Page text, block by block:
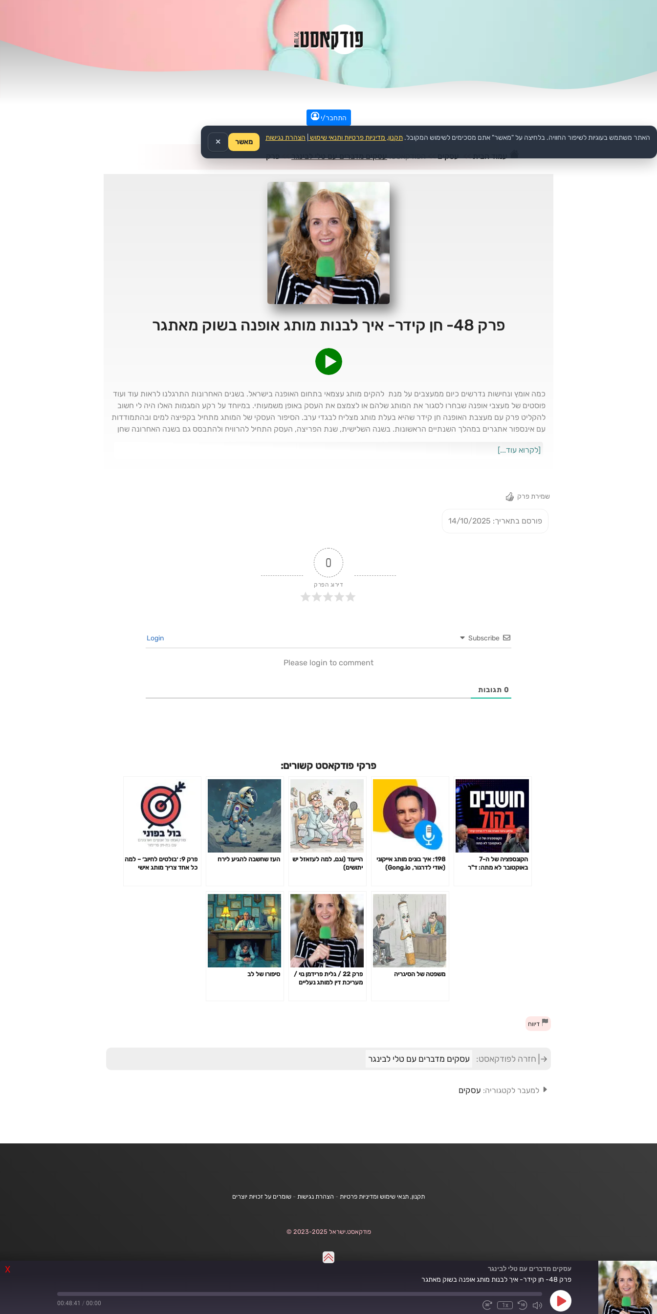
התחבר/י
עמוד הבית >> עסקים >>הפודקאסט: עסקים מדברים עם טלי לבינגר >>פרק
פרק 48- חן קידר- איך לבנות מותג אופנה בשוק מאתגר
X עסקים מדברים עם טלי לבינגר
פרק 48- חן קידר- איך לבנות מותג אופנה בשוק מאתגר
Play
Episode
Mute/Unmute
Rewind
1x
Fast
00:00
/
00:48:41
כמה אומץ ונחישות נדרשים כיום ממעצבים על מנת להקים מותג עצמאי בתחום האופנה בישראל. בשנים האחרונות התרגלנו לראות עוד ועוד
פוסטים של מעצבי אופנה שבחרו לסגור את המותג שלהם או לצמצם את העסק באופן משמעותי. במיוחד על רקע המגמות האלו היה לי חשוב
להקליט פרק עם מעצבת האופנה חן קידר שהיא בעלת מותג מצליח לבגדי ערב. הסיפור העסקי של המותג מתחיל בקפיצה למים ובהתמודדות
עם אינספור אתגרים במהלך השנתיים הראשונות. בשנה השלישית, שנת הפריצה, העסק התחיל להרוויח ולהתבסס גם בשנה האחרונה שחן
[לקרוא עוד...]
שמירת פרק
פורסם בתאריך: 14/10/2025
0
דירוג הפרק
Subscribe
Please login to comment
0 תגובות
פרקי פודקאסט קשורים:
הקונספציה של ה-7
באוקטובר לא מתה: ד"ר
198: איך בונים מותג אייקוני
(אודי לדרגור, Gong.io)
הייעוד (וגם, למה לעזאזל יש
יתושים)
העז שחשבה להגיע לירח
פרק 9: ׳בולטים לחיוב׳ – למה
כל אחד צריך מותג אישי
משפטה של הסיגריה
פרק 22 / גלית פרידמן נוי /
מעריכת דין למותג נעליים
סיפורו של לב
דיווח
חזרה לפודקאסט: עסקים מדברים עם טלי לבינגר
למעבר לקטגוריה: עסקים
תקנון, תנאי שימוש ומדיניות פרטיות - הצהרת נגישות - שומרים על זכויות יוצרים
פודקאסט.ישראל 2023-2025 ©
האתר משתמש בעוגיות לשיפור החוויה. בלחיצה על "מאשר" אתם מסכימים לשימוש המקובל. תקנון, מדיניות פרטיות ותנאי שימוש הצהרת נגישות
מאשר ✕